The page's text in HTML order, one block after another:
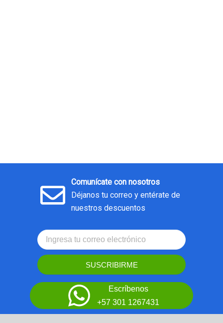
Comunícate con nosotros
Déjanos tu correo y entérate de
nuestros descuentos
SUSCRIBIRME
Escríbenos
+57 301 1267431